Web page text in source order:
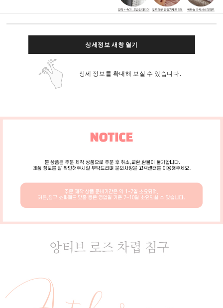
상세정보 새창 열기
상세 정보를 확대해 보실 수 있습니다.